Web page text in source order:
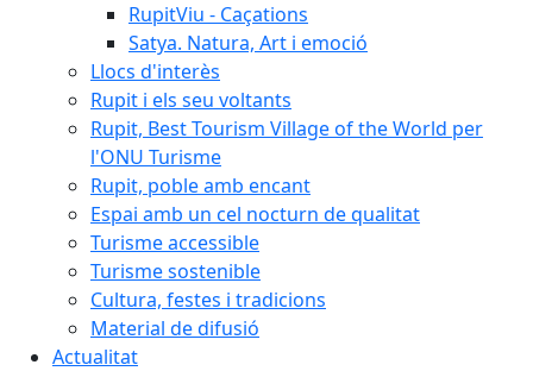
RupitViu - Caçations
Satya. Natura, Art i emoció
Llocs d'interès
Rupit i els seu voltants
Rupit, Best Tourism Village of the World per
l'ONU Turisme
Rupit, poble amb encant
Espai amb un cel nocturn de qualitat
Turisme accessible
Turisme sostenible
Cultura, festes i tradicions
Material de difusió
Actualitat